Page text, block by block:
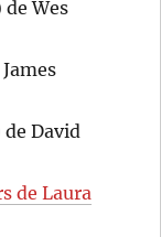
Wes
de David
de Laura